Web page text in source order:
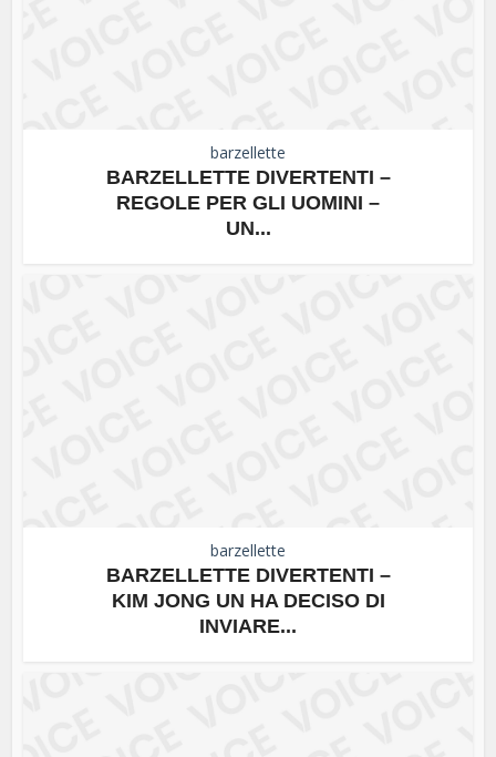
barzellette
BARZELLETTE DIVERTENTI –
REGOLE PER GLI UOMINI –
UN...
barzellette
BARZELLETTE DIVERTENTI –
KIM JONG UN HA DECISO DI
INVIARE...